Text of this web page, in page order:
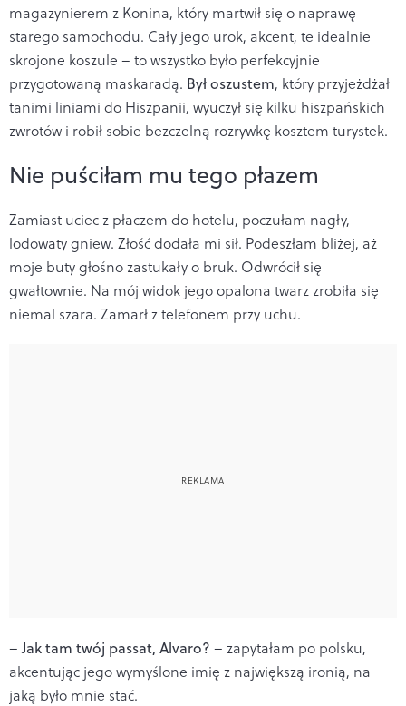
magazynierem z Konina, który martwił się o naprawę
starego samochodu. Cały jego urok, akcent, te idealnie
skrojone koszule – to wszystko było perfekcyjnie
przygotowaną maskaradą. Był oszustem, który przyjeżdżał
tanimi liniami do Hiszpanii, wyuczył się kilku hiszpańskich
zwrotów i robił sobie bezczelną rozrywkę kosztem turystek.
Nie puściłam mu tego płazem
Zamiast uciec z płaczem do hotelu, poczułam nagły,
lodowaty gniew. Złość dodała mi sił. Podeszłam bliżej, aż
moje buty głośno zastukały o bruk. Odwrócił się
gwałtownie. Na mój widok jego opalona twarz zrobiła się
niemal szara. Zamarł z telefonem przy uchu.
– Jak tam twój passat, Alvaro? – zapytałam po polsku,
akcentując jego wymyślone imię z największą ironią, na
jaką było mnie stać.